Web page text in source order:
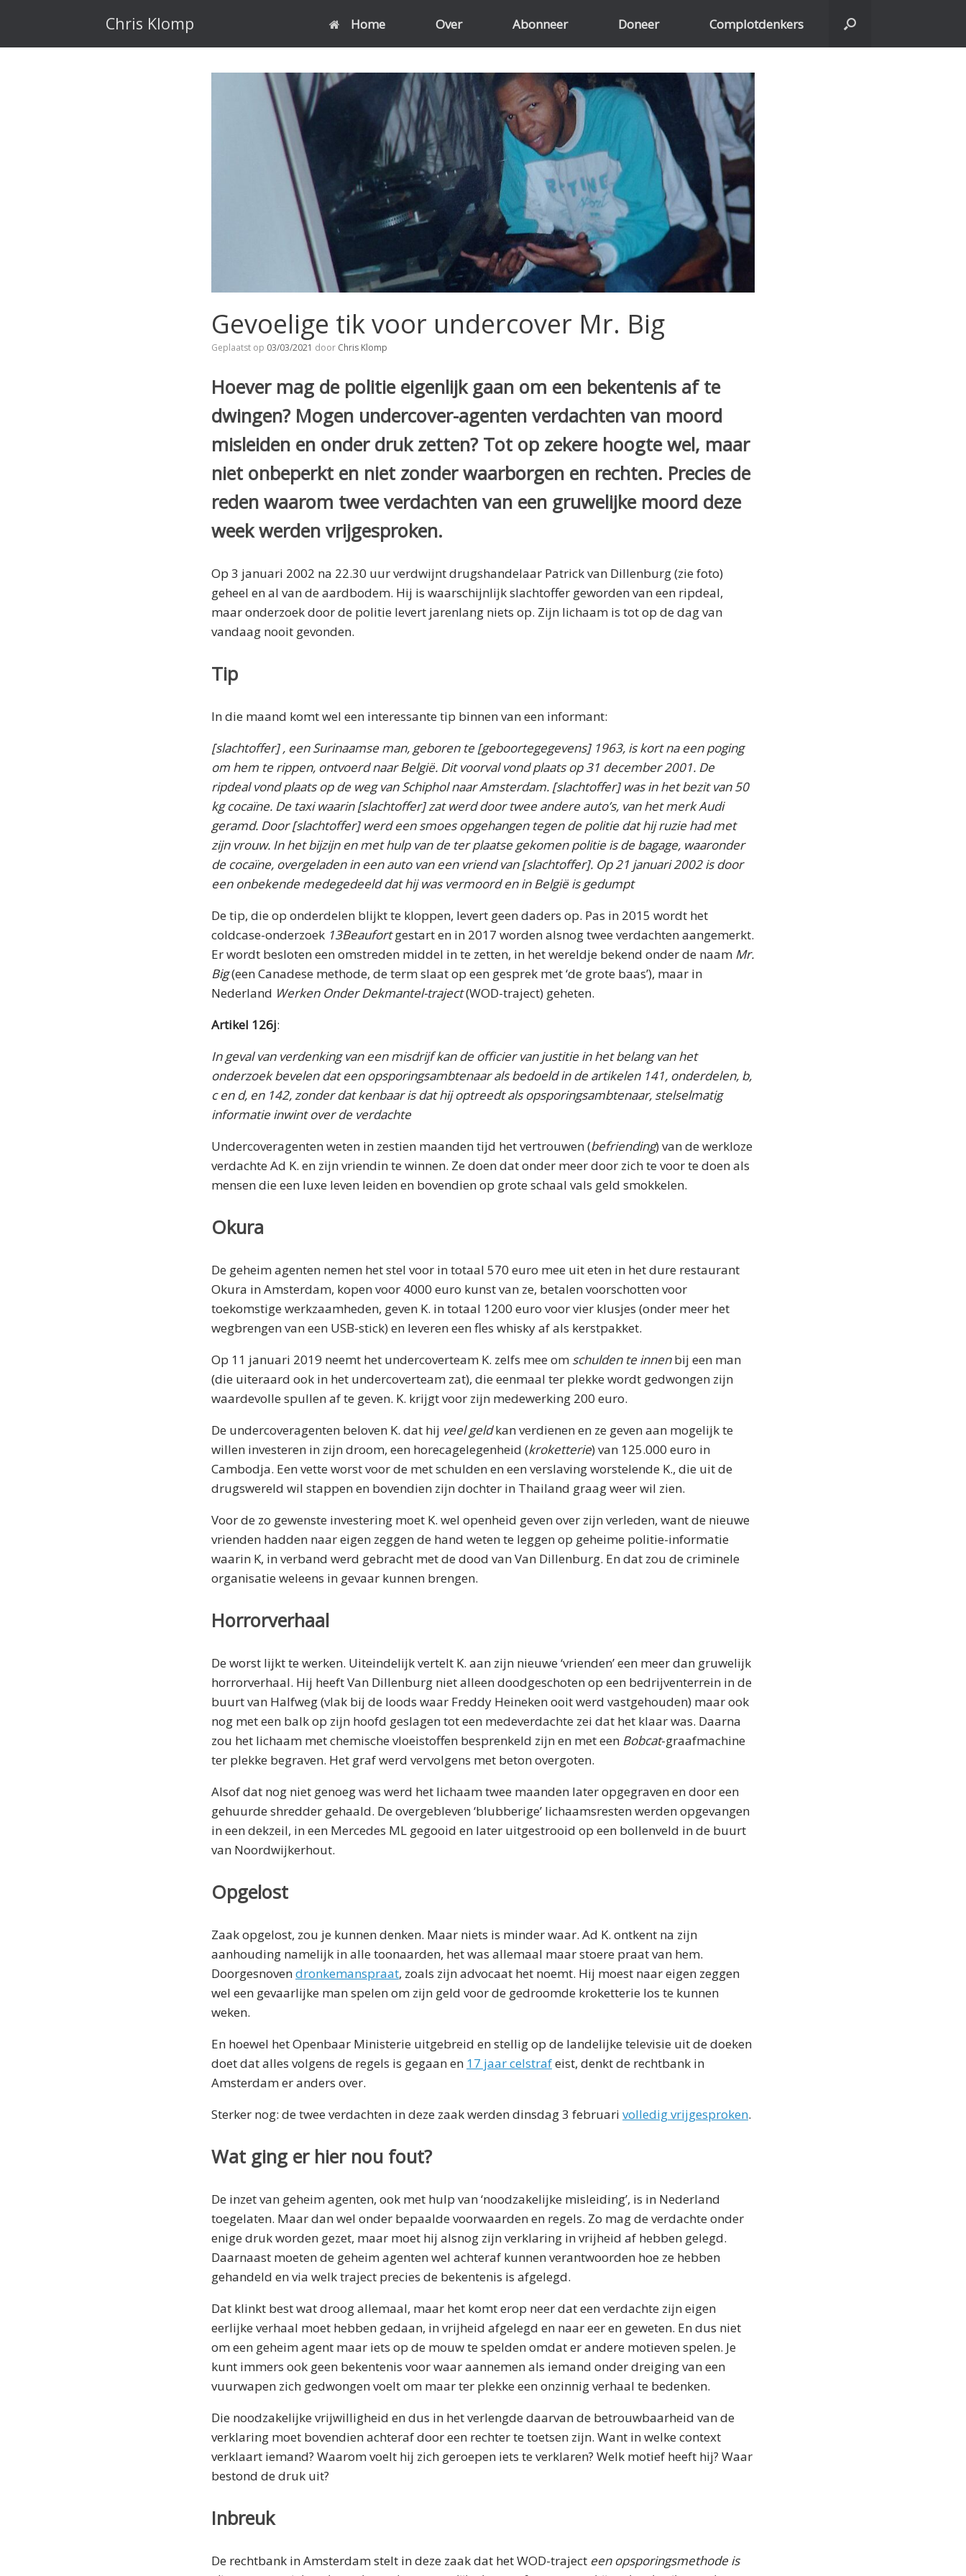
inhoud
Chris Klomp Home Over Abonneer Doneer Complotdenkers
Gevoelige tik voor undercover Mr. Big
Geplaatst op 03/03/2021 door Chris Klomp
Hoever mag de politie eigenlijk gaan om een bekentenis af te
dwingen? Mogen undercover-agenten verdachten van moord
misleiden en onder druk zetten? Tot op zekere hoogte wel, maar
niet onbeperkt en niet zonder waarborgen en rechten. Precies de
reden waarom twee verdachten van een gruwelijke moord deze
week werden vrijgesproken.
Op 3 januari 2002 na 22.30 uur verdwijnt drugshandelaar Patrick van Dillenburg (zie foto)
geheel en al van de aardbodem. Hij is waarschijnlijk slachtoffer geworden van een ripdeal,
maar onderzoek door de politie levert jarenlang niets op. Zijn lichaam is tot op de dag van
vandaag nooit gevonden.
Tip
In die maand komt wel een interessante tip binnen van een informant:
[slachtoffer] , een Surinaamse man, geboren te [geboortegegevens] 1963, is kort na een poging
om hem te rippen, ontvoerd naar België. Dit voorval vond plaats op 31 december 2001. De
ripdeal vond plaats op de weg van Schiphol naar Amsterdam. [slachtoffer] was in het bezit van 50
kg cocaïne. De taxi waarin [slachtoffer] zat werd door twee andere auto’s, van het merk Audi
geramd. Door [slachtoffer] werd een smoes opgehangen tegen de politie dat hij ruzie had met
zijn vrouw. In het bijzijn en met hulp van de ter plaatse gekomen politie is de bagage, waaronder
de cocaïne, overgeladen in een auto van een vriend van [slachtoffer]. Op 21 januari 2002 is door
een onbekende medegedeeld dat hij was vermoord en in België is gedumpt
De tip, die op onderdelen blijkt te kloppen, levert geen daders op. Pas in 2015 wordt het
coldcase-onderzoek 13Beaufortgestart en in 2017 worden alsnog twee verdachten aangemerkt.
Er wordt besloten een omstreden middel in te zetten, in het wereldje bekend onder de naam Mr.
Big(een Canadese methode, de term slaat op een gesprek met ‘de grote baas’), maar in
Nederland Werken Onder Dekmantel-traject(WOD-traject) geheten.
Artikel 126j:
In geval van verdenking van een misdrijf kan de officier van justitie in het belang van het
onderzoek bevelen dat een opsporingsambtenaar als bedoeld in de artikelen 141, onderdelen, b,
c en d, en 142, zonder dat kenbaar is dat hij optreedt als opsporingsambtenaar, stelselmatig
informatie inwint over de verdachte
Undercoveragenten weten in zestien maanden tijd het vertrouwen (befriending) van de werkloze
verdachte Ad K. en zijn vriendin te winnen. Ze doen dat onder meer door zich te voor te doen als
mensen die een luxe leven leiden en bovendien op grote schaal vals geld smokkelen.
Okura
De geheim agenten nemen het stel voor in totaal 570 euro mee uit eten in het dure restaurant
Okura in Amsterdam, kopen voor 4000 euro kunst van ze, betalen voorschotten voor
toekomstige werkzaamheden, geven K. in totaal 1200 euro voor vier klusjes (onder meer het
wegbrengen van een USB-stick) en leveren een fles whisky af als kerstpakket.
Op 11 januari 2019 neemt het undercoverteam K. zelfs mee om schulden te innenbij een man
(die uiteraard ook in het undercoverteam zat), die eenmaal ter plekke wordt gedwongen zijn
waardevolle spullen af te geven. K. krijgt voor zijn medewerking 200 euro.
De undercoveragenten beloven K. dat hij veel geldkan verdienen en ze geven aan mogelijk te
willen investeren in zijn droom, een horecagelegenheid (kroketterie) van 125.000 euro in
Cambodja. Een vette worst voor de met schulden en een verslaving worstelende K., die uit de
drugswereld wil stappen en bovendien zijn dochter in Thailand graag weer wil zien.
Voor de zo gewenste investering moet K. wel openheid geven over zijn verleden, want de nieuwe
vrienden hadden naar eigen zeggen de hand weten te leggen op geheime politie-informatie
waarin K, in verband werd gebracht met de dood van Van Dillenburg. En dat zou de criminele
organisatie weleens in gevaar kunnen brengen.
Horrorverhaal
De worst lijkt te werken. Uiteindelijk vertelt K. aan zijn nieuwe ‘vrienden’ een meer dan gruwelijk
horrorverhaal. Hij heeft Van Dillenburg niet alleen doodgeschoten op een bedrijventerrein in de
buurt van Halfweg (vlak bij de loods waar Freddy Heineken ooit werd vastgehouden) maar ook
nog met een balk op zijn hoofd geslagen tot een medeverdachte zei dat het klaar was. Daarna
zou het lichaam met chemische vloeistoffen besprenkeld zijn en met een Bobcat-graafmachine
ter plekke begraven. Het graf werd vervolgens met beton overgoten.
Alsof dat nog niet genoeg was werd het lichaam twee maanden later opgegraven en door een
gehuurde shredder gehaald. De overgebleven ‘blubberige’ lichaamsresten werden opgevangen
in een dekzeil, in een Mercedes ML gegooid en later uitgestrooid op een bollenveld in de buurt
van Noordwijkerhout.
Opgelost
Zaak opgelost, zou je kunnen denken. Maar niets is minder waar. Ad K. ontkent na zijn
aanhouding namelijk in alle toonaarden, het was allemaal maar stoere praat van hem.
Doorgesnovendronkemanspraat, zoals zijn advocaat het noemt. Hij moest naar eigen zeggen
wel een gevaarlijke man spelen om zijn geld voor de gedroomde kroketterie los te kunnen
weken.
En hoewel het Openbaar Ministerie uitgebreid en stellig op de landelijke televisie uit de doeken
doet dat alles volgens de regels is gegaan en 17 jaar celstrafeist, denkt de rechtbank in
Amsterdam er anders over.
Sterker nog: de twee verdachten in deze zaak werden dinsdag 3 februari volledig vrijgesproken.
Wat ging er hier nou fout?
De inzet van geheim agenten, ook met hulp van ‘noodzakelijke misleiding’, is in Nederland
toegelaten. Maar dan wel onder bepaalde voorwaarden en regels. Zo mag de verdachte onder
enige druk worden gezet, maar moet hij alsnog zijn verklaring in vrijheid af hebben gelegd.
Daarnaast moeten de geheim agenten wel achteraf kunnen verantwoorden hoe ze hebben
gehandeld en via welk traject precies de bekentenis is afgelegd.
Dat klinkt best wat droog allemaal, maar het komt erop neer dat een verdachte zijn eigen
eerlijke verhaal moet hebben gedaan, in vrijheid afgelegd en naar eer en geweten. En dus niet
om een geheim agent maar iets op de mouw te spelden omdat er andere motieven spelen. Je
kunt immers ook geen bekentenis voor waar aannemen als iemand onder dreiging van een
vuurwapen zich gedwongen voelt om maar ter plekke een onzinnig verhaal te bedenken.
Die noodzakelijke vrijwilligheid en dus in het verlengde daarvan de betrouwbaarheid van de
verklaring moet bovendien achteraf door een rechter te toetsen zijn. Want in welke context
verklaart iemand? Waarom voelt hij zich geroepen iets te verklaren? Welk motief heeft hij? Waar
bestond de druk uit?
Inbreuk
De rechtbank in Amsterdam stelt in deze zaak dat het WOD-traject een opsporingsmethode is